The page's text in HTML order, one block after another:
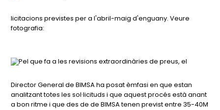
licitacions previstes per a l'abril-maig d'enguany. Veure
fotografia:
Pel que fa a les revisions extraordinàries de preus, el
Director General de BIMSA ha posat èmfasi en que estan
analitzant totes les sol·licituds i que aquest procés està anant
a bon ritme i que des de de BIMSA tenen previst entre 35-40M